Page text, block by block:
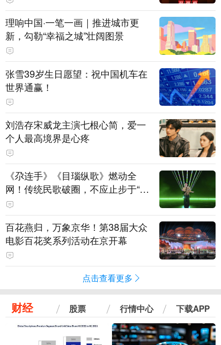
理响中国·一笔一画｜推进城市更
新，勾勒“幸福之城”壮阔图景
张雪39岁生日愿望：祝中国机车在
世界通赢！
刘浩存宋威龙主演七根心简，爱一
个人最高境界是心疼
《尕连手》《目瑙纵歌》燃动全
网！传统民歌破圈，不应止步于“上
头”
百花燕归，万象京华！第38届大众
电影百花奖系列活动在京开幕
点击查看更多
财经 股票 行情中心 下载APP